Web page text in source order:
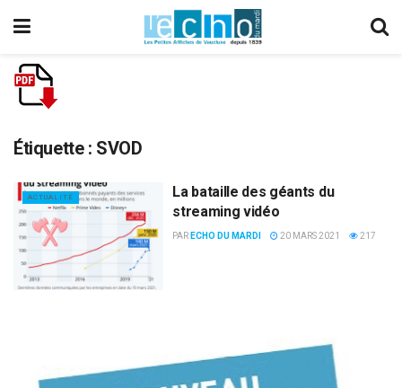
Étiquette : SVOD
ACTUALITÉ
La bataille des géants du
streaming vidéo
PAR ECHO DU MARDI 20 MARS 2021 217